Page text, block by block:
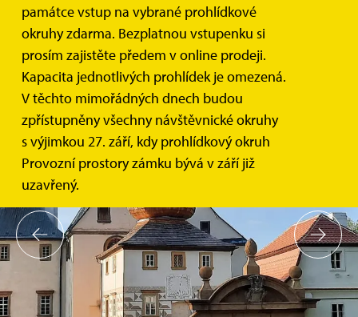
památce vstup na vybrané prohlídkové
okruhy zdarma. Bezplatnou vstupenku si
prosím zajistěte předem v online prodeji.
Kapacita jednotlivých prohlídek je omezená.
V těchto mimořádných dnech budou
zpřístupněny všechny návštěvnické okruhy
s výjimkou 27. září, kdy prohlídkový okruh
Provozní prostory zámku bývá v září již
uzavřený.